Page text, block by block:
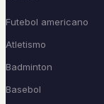
Futebol americano
Atletismo
Badminton
Basebol